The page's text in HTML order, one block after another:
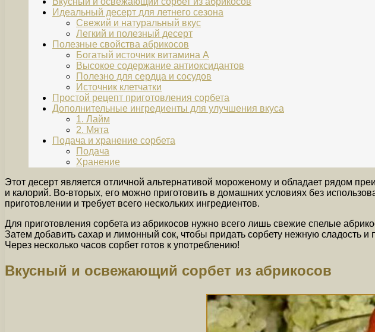
Идеальный десерт для летнего сезона
Свежий и натуральный вкус
Легкий и полезный десерт
Полезные свойства абрикосов
Богатый источник витамина A
Высокое содержание антиоксидантов
Полезно для сердца и сосудов
Источник клетчатки
Простой рецепт приготовления сорбета
Дополнительные ингредиенты для улучшения вкуса
1. Лайм
2. Мята
Подача и хранение сорбета
Подача
Хранение
Этот десерт является отличной альтернативой мороженому и обладает рядом
и калорий. Во-вторых, его можно приготовить в домашних условиях без
приготовлении и требует всего нескольких ингредиентов.
Для приготовления сорбета из абрикосов нужно всего лишь свежие спелые
Затем добавить сахар и лимонный сок, чтобы придать сорбету нежную сладость
Через несколько часов сорбет готов к употреблению!
Вкусный и освежающий сорбет из абрикосов